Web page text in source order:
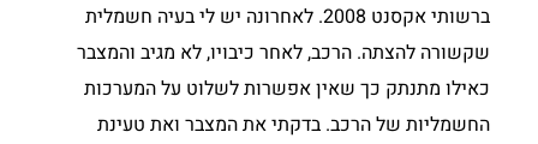
ברשותי אקסנט 2008. לאחרונה יש לי בעיה חשמלית
שקשורה להצתה. הרכב, לאחר כיבויו, לא מגיב והמצבר
כאילו מתנתק כך שאין אפשרות לשלוט על המערכות
החשמליות של הרכב. בדקתי את המצבר ואת טעינת